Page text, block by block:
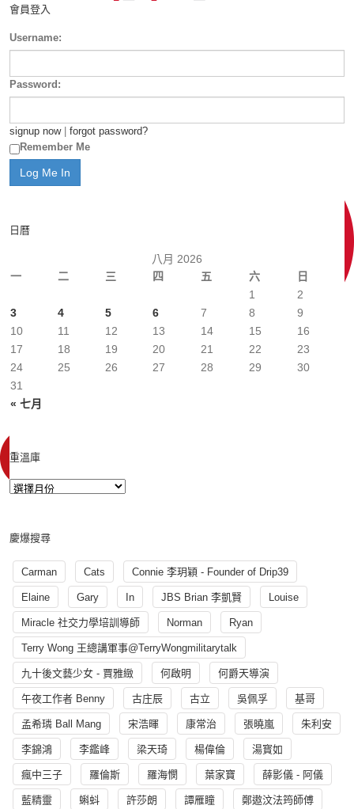
會員登入
Username:
Password:
signup now| forgot password?
Remember Me
日曆
八月 2026
一
二 三 四 五 六 日
« 七月
1
2
3
4 5 6 7 8
9
10
11 12 13 14 15
16
17
18 19 20 21 22
23
24
25 26 27 28 29
30
31
重溫庫
慶爆搜尋
Carman Cats Connie 李玥穎 - Founder of Drip39
Elaine Gary In JBS Brian 李凱賢 Louise
Miracle 社交力學培訓導師 Norman Ryan
Terry Wong 王總講軍事@TerryWongmilitarytalk
九十後文藝少女 - 賈雅緻 何啟明 何爵天導演
午夜工作者 Benny 古庄辰 古立 吳佩孚 基哥
孟希璘 Ball Mang 宋浩暉 康常治 張曉嵐 朱利安
李錦鴻 李鑑峰 梁天琦 楊偉倫 湯寳如
瘋中三子 羅倫斯 羅海憫 葉家寶 薛影儀 - 阿儀
藍精靈 蝌蚪 許莎朗 譚雁瞳 鄭遨汶法筠師傅